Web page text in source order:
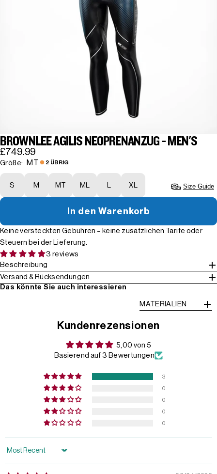
BROWNLEE AGILIS NEOPRENANZUG - MEN'S
£749.99
Größe: MT 2 ÜBRIG
S M MT ML XL Size Guide
In den Warenkorb
Keine versteckten Gebühren – keine zusätzlichen Tarife oder
Steuern bei der Lieferung.
3 reviews
Beschreibung
Versand & Rücksendungen
Das könnte Sie auch interessieren
MATERIALIEN
Kundenrezensionen
5,00 von 5
Basierend auf 3 Bewertungen
3
0
0
0
0
Sort by